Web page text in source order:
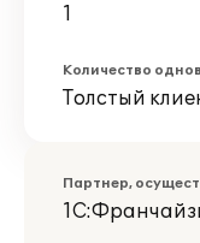
1
Количество
Толстый
Партнер,